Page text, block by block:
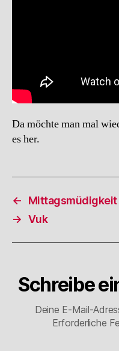
Da möchte man mal
es her.
←
Mittagsmüdigkeit
→ Vuk
Schreibe
Deine E-Mail-
Erforderliche